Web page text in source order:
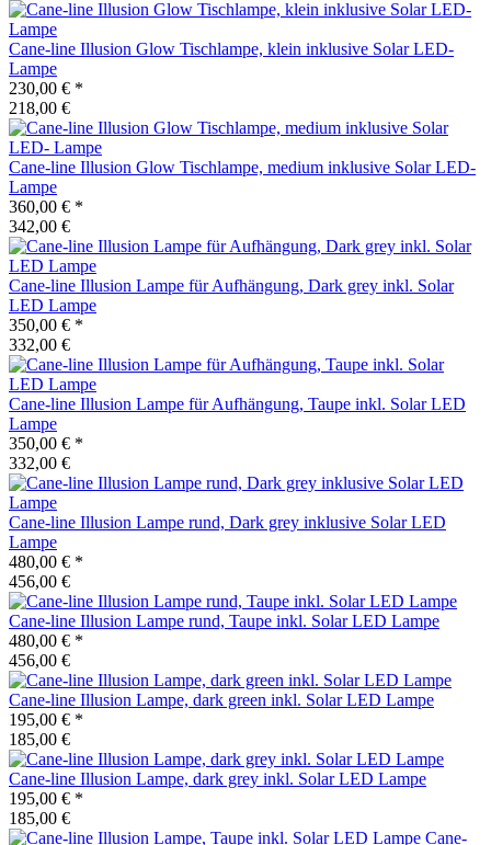
Cane-line Illusion Glow Tischlampe, klein inklusive Solar LED-
Lampe
230,00 € *
218,00 €
Cane-line Illusion Glow Tischlampe, medium inklusive Solar LED-
Lampe
360,00 € *
342,00 €
Cane-line Illusion Lampe für Aufhängung, Dark grey inkl. Solar
LED Lampe
350,00 € *
332,00 €
Cane-line Illusion Lampe für Aufhängung, Taupe inkl. Solar LED
Lampe
350,00 € *
332,00 €
Cane-line Illusion Lampe rund, Dark grey inklusive Solar LED
Lampe
480,00 € *
456,00 €
Cane-line Illusion Lampe rund, Taupe inkl. Solar LED Lampe
480,00 € *
456,00 €
Cane-line Illusion Lampe, dark green inkl. Solar LED Lampe
195,00 € *
185,00 €
Cane-line Illusion Lampe, dark grey inkl. Solar LED Lampe
195,00 € *
185,00 €
Cane-